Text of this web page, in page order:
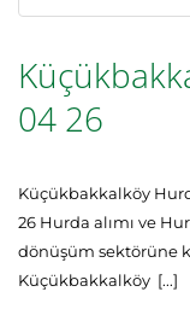
04 26
Küçükbakkalköy
26 Hurda alımı ve
dönüşüm sektörüne
Küçükbakkalköy [...]